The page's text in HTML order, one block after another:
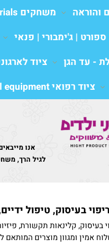
אנו
לגיל הרך,
והוראה משחקים Educational materials
ספורט | ג'ימבורי | פנאי
- עד הגן ציוד
ציוד רפואי Medical equipment
בעיסוק, טיפול
בעיסוק, קלינאות תקשורת,
אמין ומגוון מוצרים המותאם